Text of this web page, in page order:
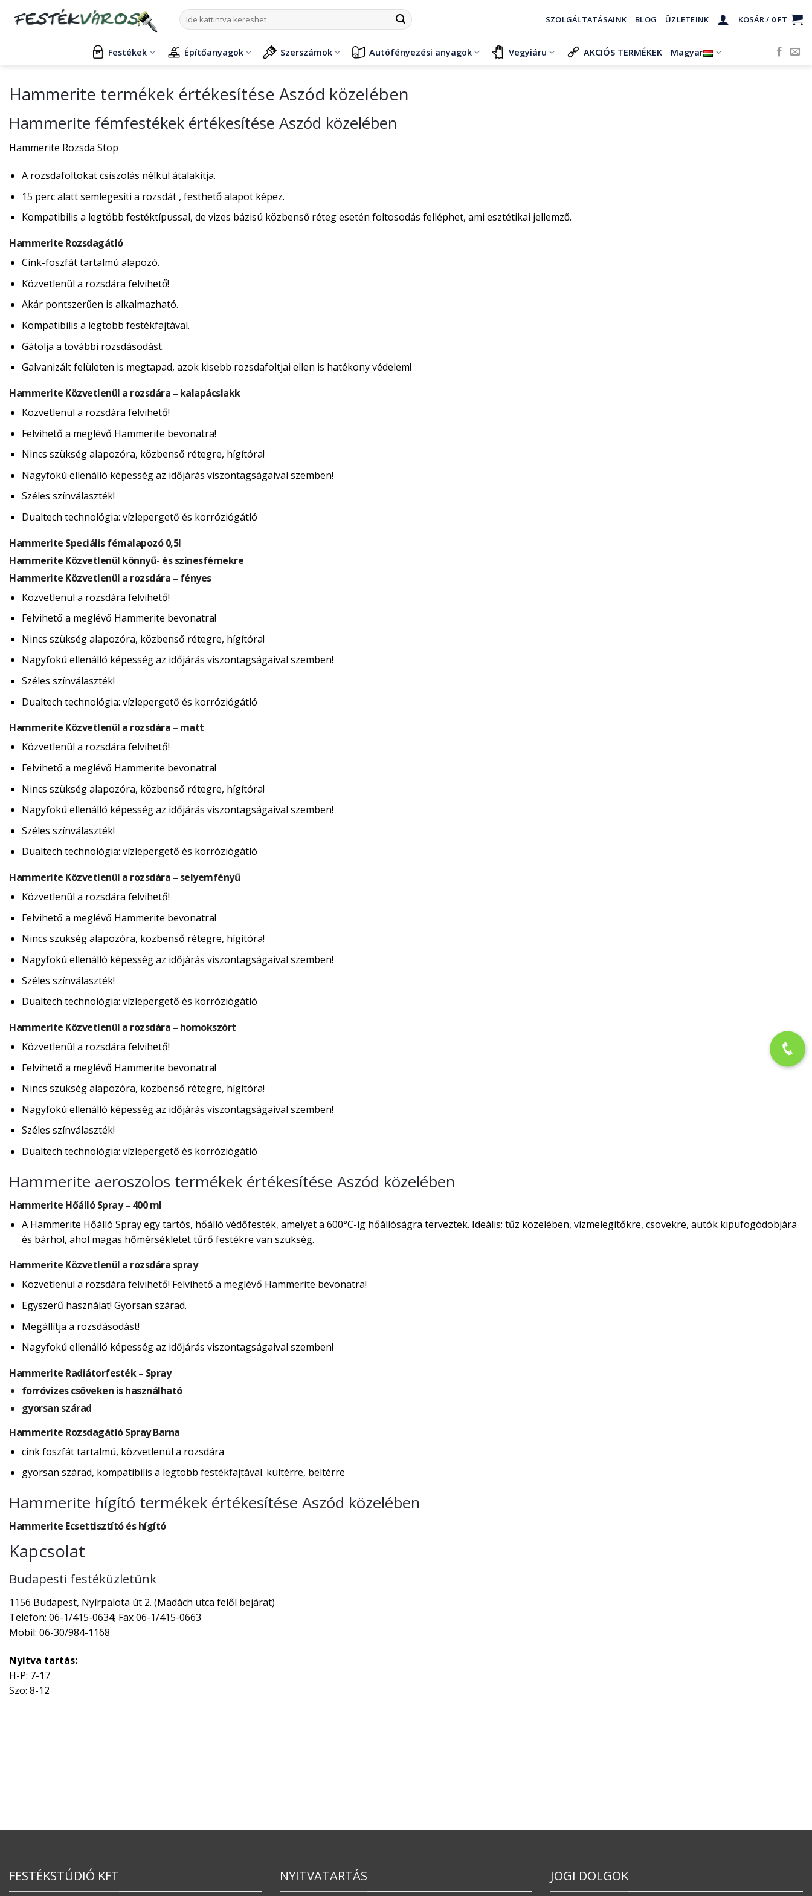
Keresés
a
SZOLGÁLTATÁSAINK BLOG ÜZLETEINK KOSÁR / 0 FT
Festékek Építőanyagok Szerszámok Autófényezési anyagok Vegyiáru AKCIÓS TERMÉKEK Magyar
Hammerite termékek értékesítése Aszód közelében
Hammerite fémfestékek értékesítése Aszód közelében
Hammerite Rozsda Stop
A rozsdafoltokat csiszolás nélkül átalakítja.
15 perc alatt semlegesíti a rozsdát , festhető alapot képez.
Kompatibilis a legtöbb festéktípussal, de vizes bázisú közbenső réteg esetén foltosodás felléphet, ami esztétikai jellemző.
Hammerite Rozsdagátló
Cink-foszfát tartalmú alapozó.
Közvetlenül a rozsdára felvihető!
Akár pontszerűen is alkalmazható.
Kompatibilis a legtöbb festékfajtával.
Gátolja a további rozsdásodást.
Galvanizált felületen is megtapad, azok kisebb rozsdafoltjai ellen is hatékony védelem!
Hammerite Közvetlenül a rozsdára – kalapácslakk
Közvetlenül a rozsdára felvihető!
Felvihető a meglévő Hammerite bevonatra!
Nincs szükség alapozóra, közbenső rétegre, hígítóra!
Nagyfokú ellenálló képesség az időjárás viszontagságaival szemben!
Széles színválaszték!
Dualtech technológia: vízlepergető és korróziógátló
Hammerite Speciális fémalapozó 0,5l
Hammerite Közvetlenül könnyű- és színesfémekre
Hammerite Közvetlenül a rozsdára – fényes
Közvetlenül a rozsdára felvihető!
Felvihető a meglévő Hammerite bevonatra!
Nincs szükség alapozóra, közbenső rétegre, hígítóra!
Nagyfokú ellenálló képesség az időjárás viszontagságaival szemben!
Széles színválaszték!
Dualtech technológia: vízlepergető és korróziógátló
Hammerite Közvetlenül a rozsdára – matt
Közvetlenül a rozsdára felvihető!
Felvihető a meglévő Hammerite bevonatra!
Nincs szükség alapozóra, közbenső rétegre, hígítóra!
Nagyfokú ellenálló képesség az időjárás viszontagságaival szemben!
Széles színválaszték!
Dualtech technológia: vízlepergető és korróziógátló
Hammerite Közvetlenül a rozsdára – selyemfényű
Közvetlenül a rozsdára felvihető!
Felvihető a meglévő Hammerite bevonatra!
Nincs szükség alapozóra, közbenső rétegre, hígítóra!
Nagyfokú ellenálló képesség az időjárás viszontagságaival szemben!
Széles színválaszték!
Dualtech technológia: vízlepergető és korróziógátló
Hammerite Közvetlenül a rozsdára – homokszórt
Közvetlenül a rozsdára felvihető!
Felvihető a meglévő Hammerite bevonatra!
Nincs szükség alapozóra, közbenső rétegre, hígítóra!
Nagyfokú ellenálló képesség az időjárás viszontagságaival szemben!
Széles színválaszték!
Dualtech technológia: vízlepergető és korróziógátló
Hammerite aeroszolos termékek értékesítése Aszód közelében
Hammerite Hőálló Spray – 400 ml
A Hammerite Hőálló Spray egy tartós, hőálló védőfesték, amelyet a 600°C-ig hőállóságra terveztek. Ideális: tűz közelében, vízmelegítőkre, csövekre, autók kipufogódobjára
és bárhol, ahol magas hőmérsékletet tűrő festékre van szükség.
Hammerite Közvetlenül a rozsdára spray
Közvetlenül a rozsdára felvihető! Felvihető a meglévő Hammerite bevonatra!
Egyszerű használat! Gyorsan szárad.
Megállítja a rozsdásodást!
Nagyfokú ellenálló képesség az időjárás viszontagságaival szemben!
Hammerite Radiátorfesték – Spray
forróvizes csöveken is használható
gyorsan szárad
Hammerite Rozsdagátló Spray Barna
cink foszfát tartalmú, közvetlenül a rozsdára
gyorsan szárad, kompatibilis a legtöbb festékfajtával. kültérre, beltérre
Hammerite hígító termékek értékesítése Aszód közelében
Hammerite Ecsettisztító és hígító
Kapcsolat
Budapesti festéküzletünk
1156 Budapest, Nyírpalota út 2. (Madách utca felől bejárat)
Telefon: 06-1/415-0634; Fax 06-1/415-0663
Mobil: 06-30/984-1168
Nyitva tartás:
H-P: 7-17
Szo: 8-12
FESTÉKSTÚDIÓ KFT NYITVATARTÁS JOGI DOLGOK